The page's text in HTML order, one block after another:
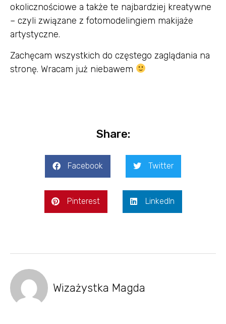
okolicznościowe a także te najbardziej kreatywne
– czyli związane z fotomodelingiem makijaże
artystyczne.
Zachęcam wszystkich do częstego zaglądania na
stronę. Wracam już niebawem
Share:
Facebook Twitter
Pinterest LinkedIn
Wizażystka Magda